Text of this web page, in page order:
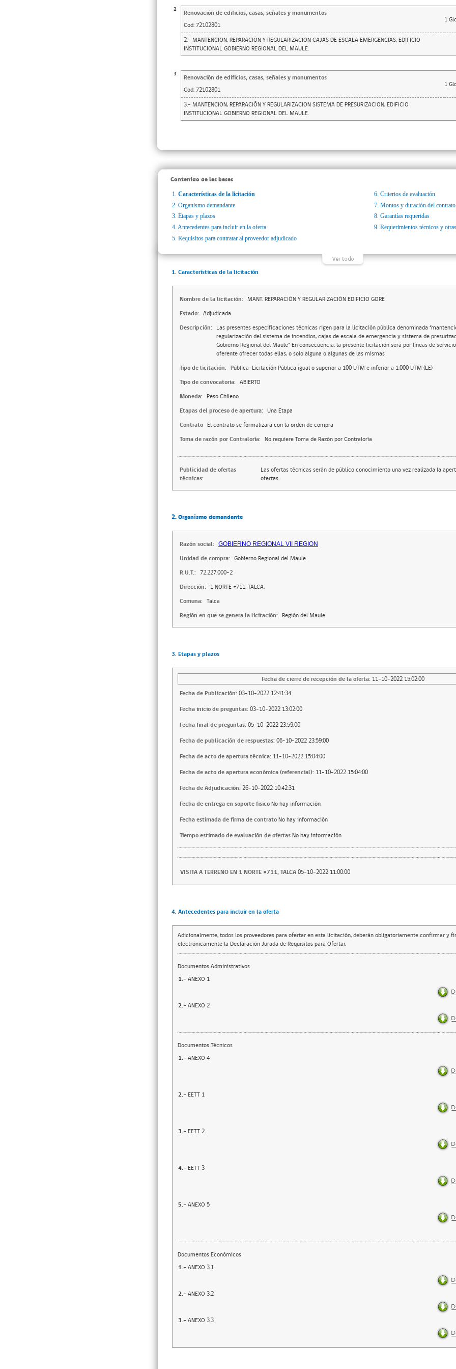
2 Renovación de edificios, casas, señales y monumentos
1
Cod: 72102801
2.- MANTENCION, REPARACIÓN Y REGULARIZACION CAJAS DE ESCALA EMERGENCIAS, EDIFICIO
INSTITUCIONAL GOBIERNO REGIONAL DEL MAULE.
3 Renovación de edificios, casas, señales y monumentos
1
Cod: 72102801
3.- MANTENCION, REPARACIÓN Y REGULARIZACION SISTEMA DE PRESURIZACION, EDIFICIO
INSTITUCIONAL GOBIERNO REGIONAL DEL MAULE.
Contenido de las bases
1. Características de la licitación
2. Organismo demandante
3. Etapas y plazos
4. Antecedentes para incluir en la oferta
5. Requisitos para contratar al proveedor adjudicado
6. Criterios de evaluación
7. Montos y duración del contrato
8. Garantías requeridas
9. Requerimientos técnicos y
1. Características de la licitación
Nombre de la licitación: MANT. REPARACIÓN Y REGULARIZACIÓN EDIFICIO GORE
Estado: Adjudicada
Descripción: Las presentes especificaciones técnicas rigen para la licitación pública denominada
regularización del sistema de incendios, cajas de escala de emergencia y sistema de
Gobierno Regional del Maule” En consecuencia, la presente licitación será por líneas de
oferente ofrecer todas ellas, o solo alguna o algunas de las mismas
Tipo de licitación: Pública-Licitación Pública igual o superior a 100 UTM e inferior a 1.000 UTM (LE)
Tipo de convocatoria: ABIERTO
Moneda: Peso Chileno
Etapas del proceso de apertura: Una Etapa
Contrato El contrato se formalizará con la orden de compra
Toma de razón por Contraloría: No requiere Toma de Razón por Contraloría
Publicidad de ofertas
técnicas:
Las ofertas técnicas serán de público conocimiento una vez realizada la
ofertas.
2. Organismo demandante
Razón social: GOBIERNO REGIONAL VII REGION
Unidad de compra: Gobierno Regional del Maule
R.U.T.: 72.227.000-2
Dirección: 1 NORTE #711, TALCA.
Comuna: Talca
Región en que se genera la licitación: Región del Maule
3. Etapas y plazos
Fecha de cierre de recepción de la oferta: 11-10-2022 15:02:00
Fecha de Publicación: 03-10-2022 12:41:34
Fecha inicio de preguntas: 03-10-2022 13:02:00
Fecha final de preguntas: 05-10-2022 23:59:00
Fecha de publicación de respuestas: 06-10-2022 23:59:00
Fecha de acto de apertura técnica: 11-10-2022 15:04:00
Fecha de acto de apertura económica (referencial): 11-10-2022 15:04:00
Fecha de Adjudicación: 26-10-2022 10:42:31
Fecha de entrega en soporte fisicoNo hay información
Fecha estimada de firma de contratoNo hay información
Tiempo estimado de evaluación de ofertasNo hay información
VISITA A TERRENO EN 1 NORTE #711, TALCA05-10-2022 11:00:00
4. Antecedentes para incluir en la oferta
Adicionalmente, todos los proveedores para ofertar en esta licitación, deberán obligatoriamente confirmar y
electrónicamente la Declaración Jurada de Requisitos para Ofertar.
Documentos Administrativos
1.- ANEXO 1
2.- ANEXO 2
Documentos Técnicos
1.- ANEXO 4
2.- EETT 1
3.- EETT 2
4.- EETT 3
5.- ANEXO 5
Documentos Económicos
1.- ANEXO 3.1
2.- ANEXO 3.2
3.- ANEXO 3.3